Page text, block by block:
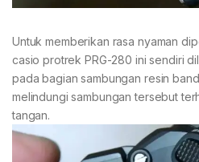
Untuk memberikan rasa nyaman
casio protrek PRG-280 ini sendiri
pada bagian sambungan resin
melindungi sambungan tersebut
tangan.